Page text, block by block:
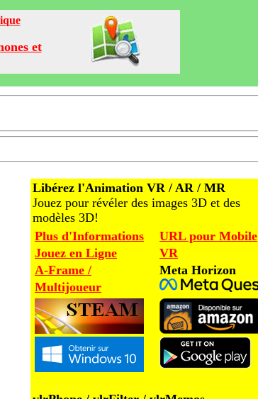
et
Libérez l'Animation VR / AR / MR
Jouez pour révéler des images 3D et des
modèles 3D!
Plus d'Informations
Jouez en Ligne
A-Frame /
Multijoueur
URL pour Mobile
VR
Meta Horizon